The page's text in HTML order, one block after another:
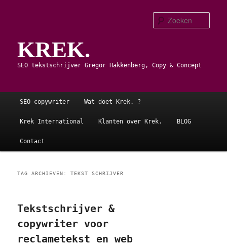
primaire
inhoud
secundaire
inhoudKREK.
SEO tekstschrijver Gregor Hakkenberg, Copy & Concept
Hoofdmenu
SEO copywriter Wat doet Krek. ?
Krek International Klanten over Krek. BLOG
Contact
TAG ARCHIEVEN:TEKST SCHRIJVER
Tekstschrijver &
copywriter voor
reclametekst en web